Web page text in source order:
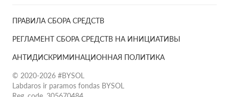
ПРАВИЛА СБОРА СРЕДСТВ
РЕГЛАМЕНТ СБОРА СРЕДСТВ НА ИНИЦИАТИВЫ
АНТИДИСКРИМИНАЦИОННАЯ ПОЛИТИКА
© 2020-2026 #BYSOL
Labdaros ir paramos fondas BYSOL